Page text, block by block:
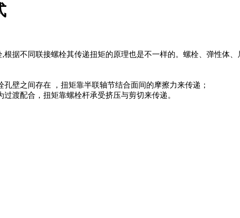
不同联接螺栓其传递扭矩的原理也是不一样的。螺栓、弹性体
壁之间存在 ，扭矩靠半联轴节结合面间的摩擦力来传递；
配合，扭矩靠螺栓杆承受挤压与剪切来传递。